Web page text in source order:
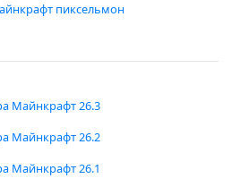
пиксельмон
Майнкрафт 26.3
Майнкрафт 26.2
Майнкрафт 26.1